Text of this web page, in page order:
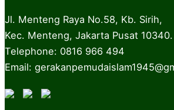
Jl. Menteng Raya No.58, Kb. Sirih,
Kec. Menteng, Jakarta Pusat 10340.
Telephone: 0816 966 494
Email: